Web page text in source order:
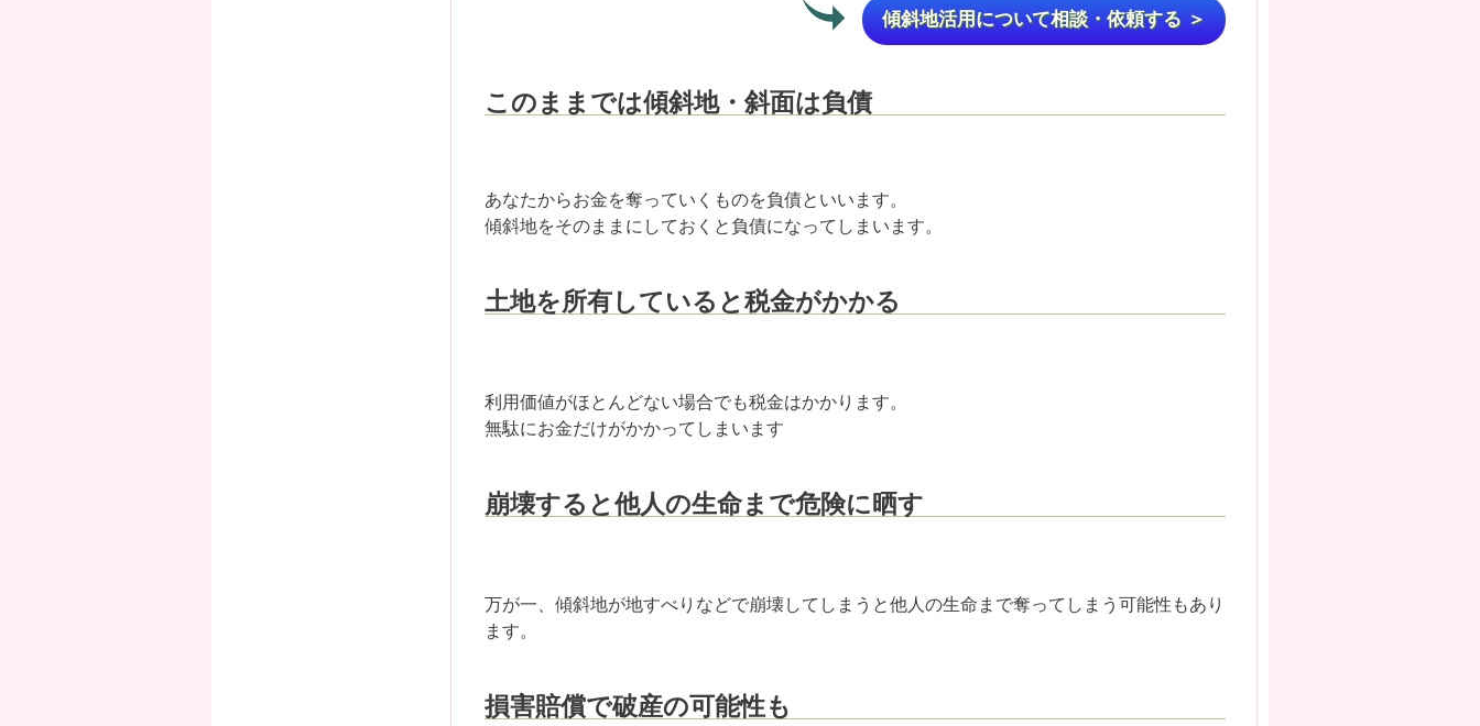
傾斜地活用について相談・依頼する ＞
このままでは傾斜地・斜面は負債
あなたからお金を奪っていくものを負債といいます。
傾斜地をそのままにしておくと負債になってしまいます。
土地を所有していると税金がかかる
利用価値がほとんどない場合でも税金はかかります。
無駄にお金だけがかかってしまいます
崩壊すると他人の生命まで危険に晒す
万が一、傾斜地が地すべりなどで崩壊してしまうと他人の生命まで奪ってしまう可能性もあり
ます。
損害賠償で破産の可能性も